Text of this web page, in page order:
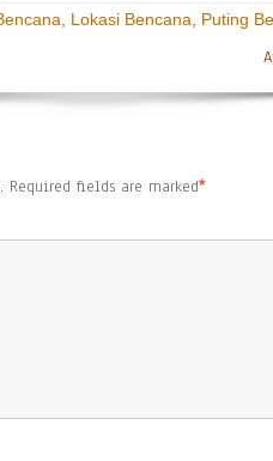
Lokasi Bencana Puting
Required fields are marked*